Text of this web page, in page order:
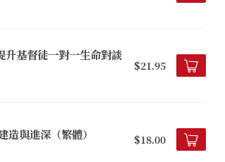
基督徒一對一生命對談
$21.95
造與進深（繁體） $18.00